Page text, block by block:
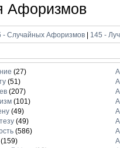
Афоризмов
- Случайных Афоризмов | 145 -
(27)
(51)
(207)
(101)
(49)
(49)
(586)